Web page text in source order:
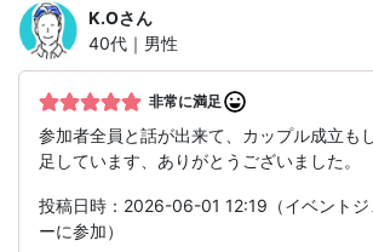
K.Oさん
40代｜男性
非常に満足
参加者全員と話が出来て、カップル成立も
足しています、ありがとうございました。
投稿日時：2026-06-01 12:19（イベントジ
ーに参加）